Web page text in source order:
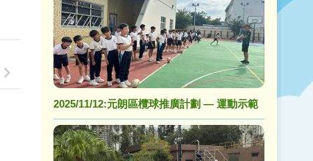
2025/11/12:元朗區欖球推廣計劃 — 運動示範